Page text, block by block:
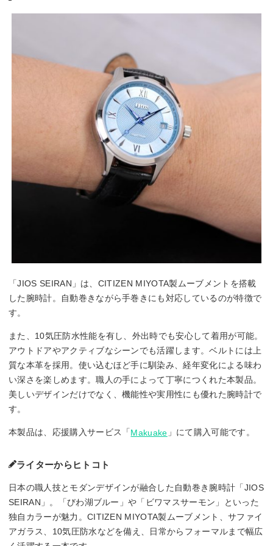
「JIOS SEIRAN」は、CITIZEN MIYOTA製ムーブメントを搭載
した腕時計。自動巻きながら手巻きにも対応しているのが特徴で
す。
また、10気圧防水性能を有し、外出時でも安心して着用が可能。
アウトドアやアクティブなシーンでも活躍します。ベルトには上
質な本革を採用。使い込むほど手に馴染み、経年変化による味わ
い深さを楽しめます。職人の手によって丁寧につくれた本製品。
美しいデザインだけでなく、機能性や実用性にも優れた腕時計で
す。
本製品は、応援購入サービス「Makuake 」にて購入可能です。
ライターからヒトコト
日本の職人技とモダンデザインが融合した自動巻き腕時計「JIOS
SEIRAN」。「びわ湖ブルー」や「ビワマスサーモン」といった
独自カラーが魅力。CITIZEN MIYOTA製ムーブメント、サファイ
アガラス、10気圧防水などを備え、日常からフォーマルまで幅広